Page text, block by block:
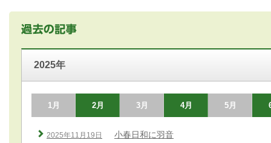
2025年
1月 2月 3月 4月 5月
2025年11月19日 小春日和に羽音